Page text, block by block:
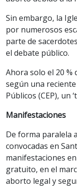
Sin embargo, la
por numerosos
parte de
el debate público.
Ahora solo el 20 %
según una
Públicos (CEP), un
Manifestaciones
De forma paralela
convocadas en
manifestaciones
gratuito, en el
aborto legal y